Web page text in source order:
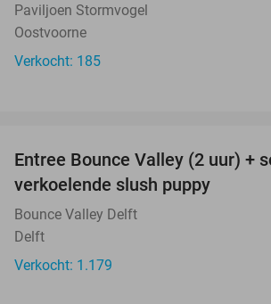
Paviljoen Stormvogel
Oostvoorne
Verkocht: 185
Entree Bounce Valley (2 uur) +
verkoelende slush puppy
Bounce Valley Delft
Delft
Verkocht: 1.179